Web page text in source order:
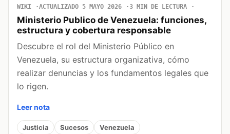
WIKI ACTUALIZADO 5 MAYO 2026 3 MIN DE LECTURA
Ministerio Publico de Venezuela: funciones,
estructura y cobertura responsable
Descubre el rol del Ministerio Público en
Venezuela, su estructura organizativa, cómo
realizar denuncias y los fundamentos legales que
lo rigen.
Leer nota
Justicia Sucesos Venezuela